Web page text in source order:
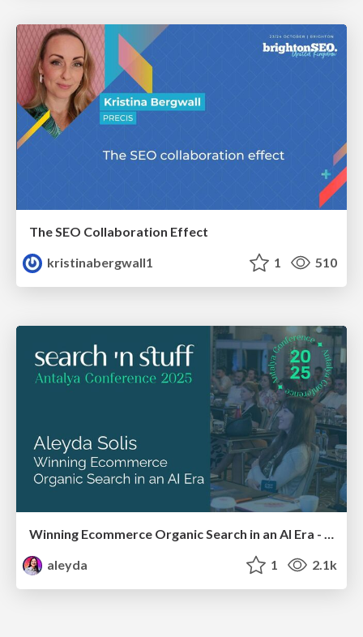
The SEO Collaboration Effect
kristinabergwall1
1 510
aleyda
1 2.1k